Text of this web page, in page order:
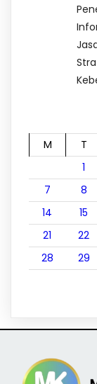
M
T
1
7
8
14
15
21
22
28
29